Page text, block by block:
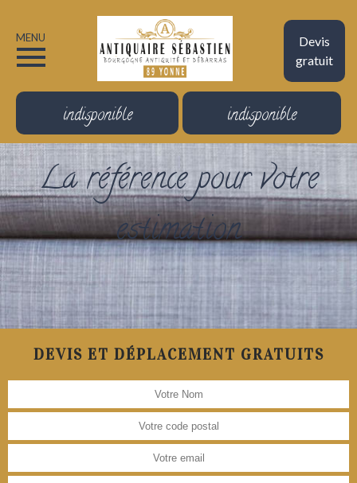
Devis
gratuit
MENU
indisponible indisponible
La référence pour votre
estimation
DEVIS ET DÉPLACEMENT GRATUITS